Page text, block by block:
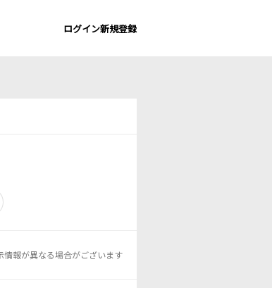
ログイン新規登録
報が異なる場合がございます